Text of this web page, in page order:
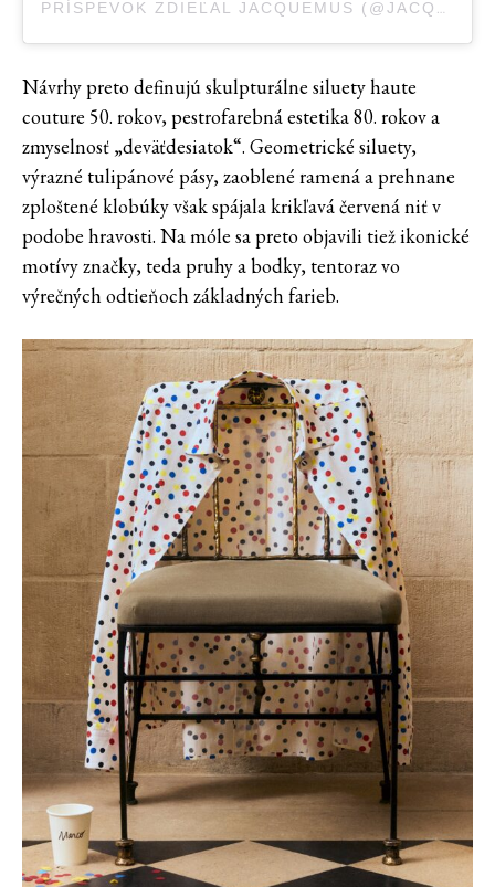
PRÍSPEVOK ZDIEĽAL JACQUEMUS (@JACQUEMUS)
Návrhy preto definujú skulpturálne siluety haute
couture 50. rokov, pestrofarebná estetika 80. rokov a
zmyselnosť „deväťdesiatok“. Geometrické siluety,
výrazné tulipánové pásy, zaoblené ramená a prehnane
zploštené klobúky však spájala krikľavá červená niť v
podobe hravosti. Na móle sa preto objavili tiež ikonické
motívy značky, teda pruhy a bodky, tentoraz vo
výrečných odtieňoch základných farieb.